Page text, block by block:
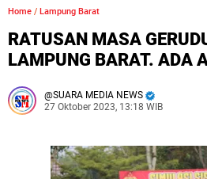
Home / Lampung Barat
RATUSAN MASA
LAMPUNG BARAT. ADA
SUARA MEDIA NEWS
27 Oktober 2023, 13:18 WIB